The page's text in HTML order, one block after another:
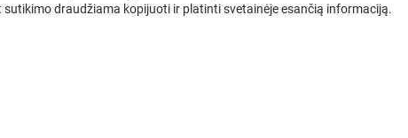
sutikimo draudžiama kopijuoti ir platinti svetainėje esančią informaciją.